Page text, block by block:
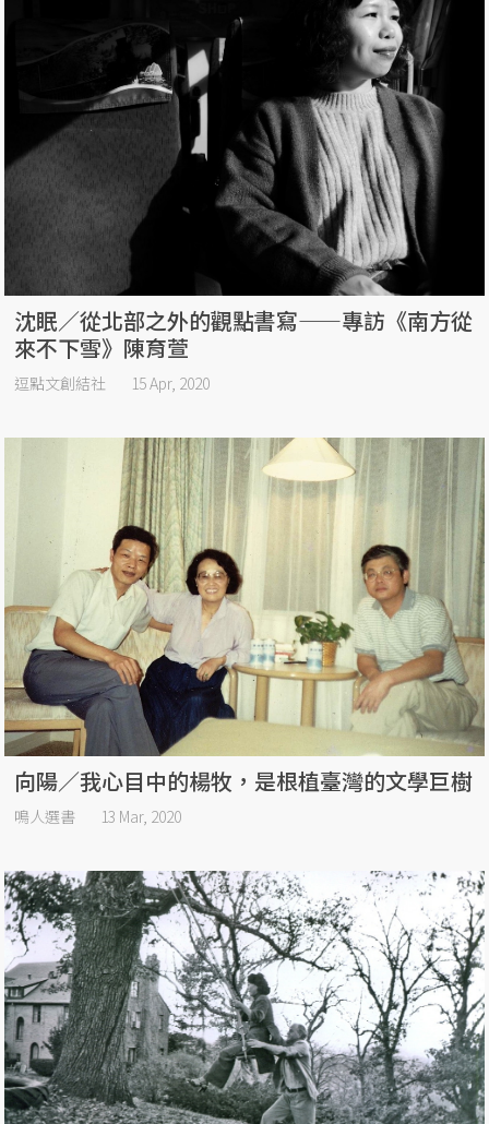
沈眠／從北部之外的觀點書寫——專訪《南方從
來不下雪》陳育萱
逗點文創結社 15 Apr, 2020
向陽／我心目中的楊牧，是根植臺灣的文學巨樹
鳴人選書 13 Mar, 2020